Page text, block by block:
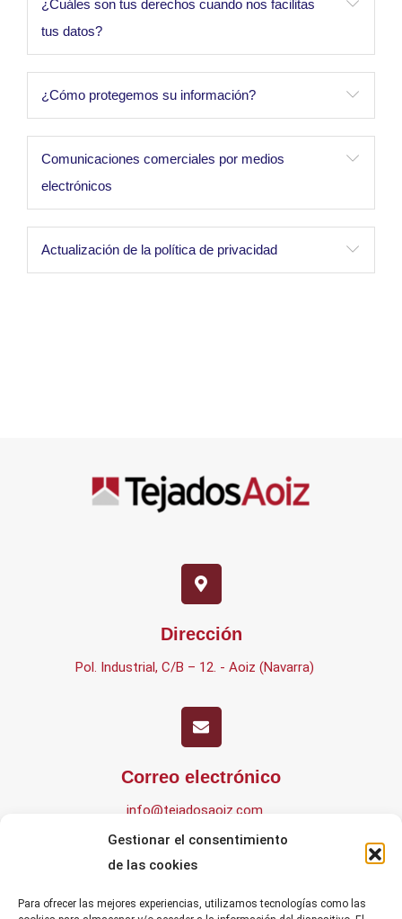
Gestionar el consentimiento
de las cookies
Para ofrecer las mejores experiencias, utilizamos tecnologías como las
¿Cuáles son tus derechos cuando nos facilitas
tus datos?
¿Cómo protegemos su información?
Comunicaciones comerciales por medios
electrónicos
Actualización de la política de privacidad
Dirección
Pol. Industrial, C/B – 12. - Aoiz (Navarra)
Correo electrónico
info@tejadosaoiz.com